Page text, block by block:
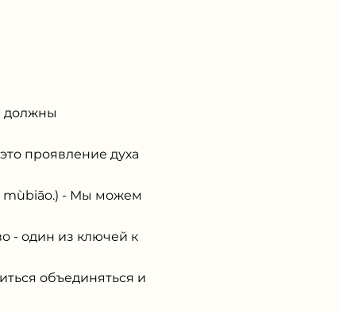
должны
проявление духа
mùbiāo.) - Мы можем
- один из ключей к
объединяться и